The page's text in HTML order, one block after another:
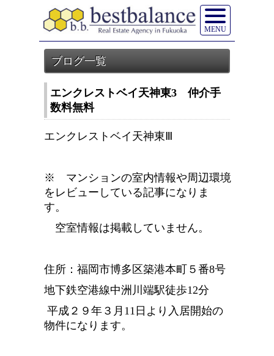
MENU
エンクレストベイ天神東3 仲介手
数料無料
エンクレストベイ天神東Ⅲ
※ マンションの室内情報や周辺環境
をレビューしている記事になりま
す。
空室情報は掲載していません。
住所：福岡市博多区築港本町５番8号
地下鉄空港線中洲川端駅徒歩12分
平成２９年３月11日より入居開始の
物件になります。